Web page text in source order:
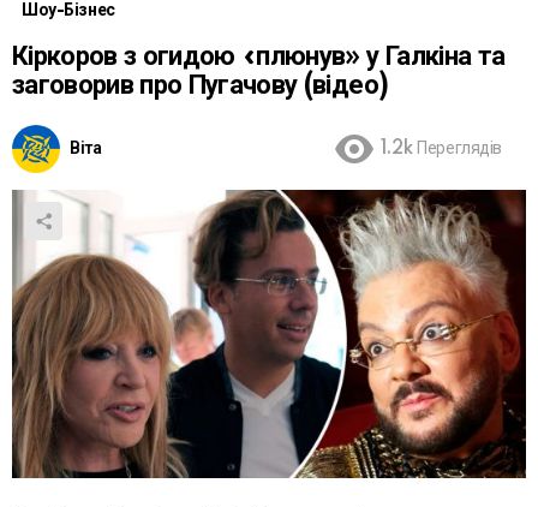
Шоу-Бізнес
Кіркоров з огидою «плюнув» у Галкіна та
заговорив про Пугачову (відео)
Віта 1.2k Переглядів